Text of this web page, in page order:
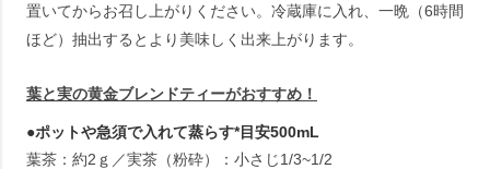
置いてからお召し上がりください。冷蔵庫に入れ、一晩（6時間
ほど）抽出するとより美味しく出来上がります。
葉と実の黄金ブレンドティーがおすすめ！
●ポットや急須で入れて蒸らす*目安500mL
葉茶：約2ｇ／実茶（粉砕）：小さじ1/3~1/2